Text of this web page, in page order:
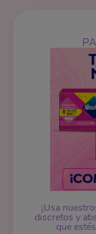
¡Usa
discretos y
que